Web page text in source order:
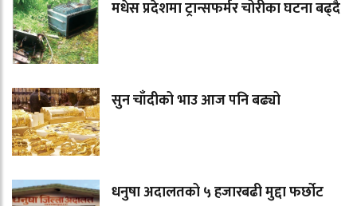
मधेस प्रदेशमा ट्रान्सफर्मर चोरीका घटना बढ्दै
सुन चाँदीको भाउ आज पनि बढ्यो
धनुषा अदालतको ५ हजारबढी मुद्दा फर्छोट